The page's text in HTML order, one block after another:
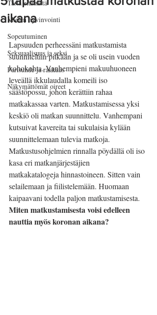
Tästä elämästä
Mielen hyvinvointi
Sopeutuminen
Seksuaalisuus ja seksi
Parisuhde ja rakkaus
Näkymättömät oireet
aikana
Lapsuuden perheessäni matkustamista
suunniteltiin pitkään ja se oli usein vuoden
kohokohta. Vanhempieni makuuhuoneen
leveällä ikkulaudalla komeili iso
säästöpossu, johon kerättiin rahaa
matkakassaa varten. Matkustamisessa yksi
keskiö oli matkan suunnittelu. Vanhempani
kutsuivat kavereita tai sukulaisia kylään
suunnittelemaan tulevia matkoja.
Matkustusohjelmien rinnalla pöydällä oli iso
kasa eri matkanjärjestäjien
matkakatalogeja hinnastoineen. Sitten vain
selailemaan ja fiilistelemään. Huomaan
kaipaavani todella paljon matkustamisesta.
Miten matkustamisesta voisi edelleen
nauttia myös koronan aikana?